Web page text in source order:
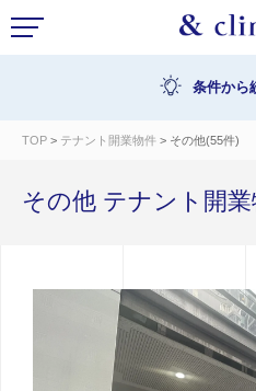
条件から
TOP > テナント開業物件 > その他(55件)
その他 テナント開